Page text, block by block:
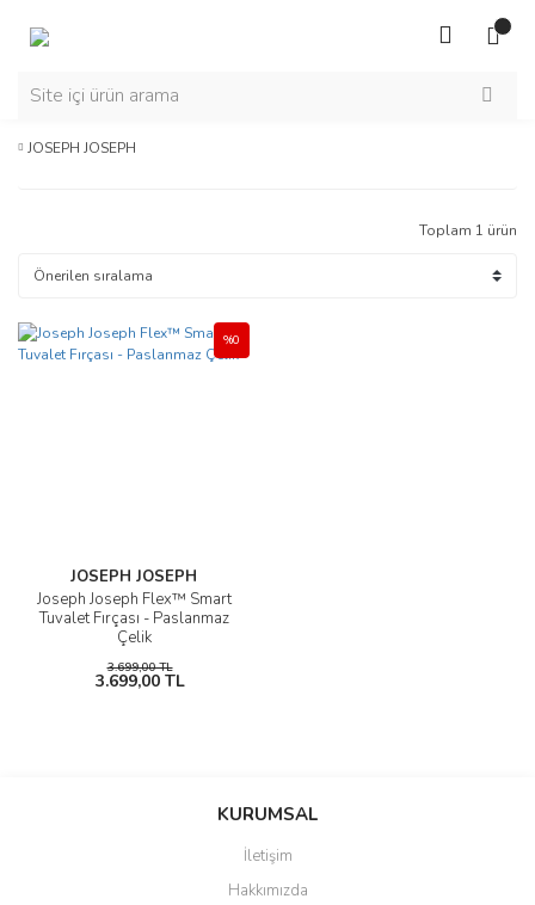
JOSEPH JOSEPH
Toplam 1 ürün
JOSEPH JOSEPH
Joseph Joseph Flex™ Smart
Tuvalet Fırçası - Paslanmaz
Çelik
%0
3.699,00 TL
3.699,00 TL
KURUMSAL
İletişim
Hakkımızda